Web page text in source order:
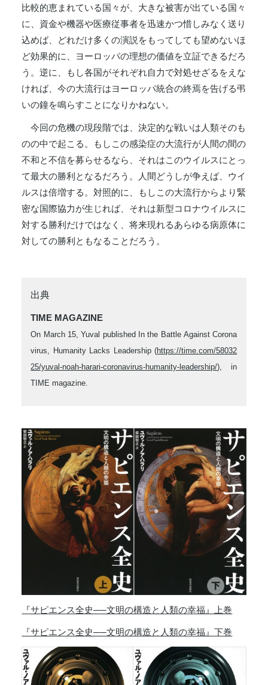
比較的恵まれている国々が、大きな被害が出ている国々
に、資金や機器や医療従事者を迅速かつ惜しみなく送り
込めば、どれだけ多くの演説をもってしても望めないほ
ど効果的に、ヨーロッパの理想の価値を立証できるだろ
う。逆に、もし各国がそれぞれ自力で対処せざるをえな
ければ、今の大流行はヨーロッパ統合の終焉を告げる弔
いの鐘を鳴らすことになりかねない。
今回の危機の現段階では、決定的な戦いは人類そのも
のの中で起こる。もしこの感染症の大流行が人間の間の
不和と不信を募らせるなら、それはこのウイルスにとっ
て最大の勝利となるだろう。人間どうしが争えば、ウイ
ルスは倍増する。対照的に、もしこの大流行からより緊
密な国際協力が生じれば、それは新型コロナウイルスに
対する勝利だけではなく、将来現れるあらゆる病原体に
対しての勝利ともなることだろう。
出典
TIME MAGAZINE
On March 15, Yuval published In the Battle Against Corona
virus, Humanity Lacks Leadership (https://time.com/58032
25/yuval-noah-harari-coronavirus-humanity-leadership/), in
TIME magazine.
『サピエンス全史──文明の構造と人類の幸福』上巻
『サピエンス全史──文明の構造と人類の幸福』下巻